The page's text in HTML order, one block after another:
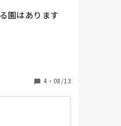
園はあります
ておいたり、今
ます。
、スマホなど
ように活用して
4 ・ 08/13